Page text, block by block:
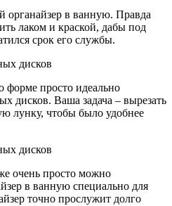
органайзер в ванную. Правда
лаком и краской, дабы под
срок его службы.
форме просто идеально
дисков. Ваша задача – вырезать
лунку, чтобы было удобнее
очень просто можно
в ванную специально для
точно прослужит долго